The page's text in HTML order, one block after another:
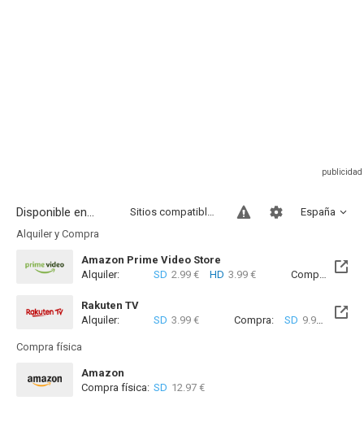
Disponible en... España
Sitios compatibles
Alquiler y Compra
Amazon Prime Video Store
Alquiler:
SD 2.99 € HD 3.99 € Compra: SD
Rakuten TV
Alquiler:
SD 3.99 € Compra: SD 9.99 €
Compra física
Amazon
Compra física: SD 12.97 €